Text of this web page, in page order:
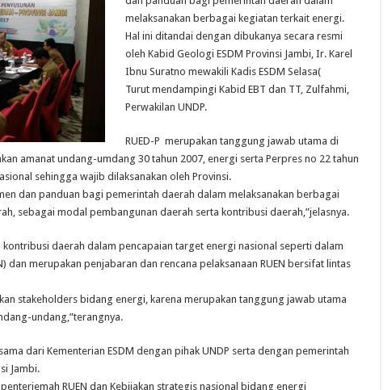
melaksanakan berbagai kegiatan terkait energi.
Hal ini ditandai dengan dibukanya secara resmi
oleh Kabid Geologi ESDM Provinsi Jambi, Ir. Karel
Ibnu Suratno mewakili Kadis ESDM Selasa(
Turut mendampingi Kabid EBT dan TT, Zulfahmi,
Perwakilan UNDP.
RUED-P merupakan tanggung jawab utama di
amanat undang-umdang 30 tahun 2007, energi serta Perpres no 22 tahun
sehingga wajib dilaksanakan oleh Provinsi.
dan panduan bagi pemerintah daerah dalam melaksanakan berbagai
sebagai modal pembangunan daerah serta kontribusi daerah,”jelasnya.
kontribusi daerah dalam pencapaian target energi nasional seperti dalam
dan merupakan penjabaran dan rencana pelaksanaan RUEN bersifat lintas
stakeholders bidang energi, karena merupakan tanggung jawab utama
undang,”terangnya.
dari Kementerian ESDM dengan pihak UNDP serta dengan pemerintah
Jambi.
RUEN dan Kebijakan strategis nasional bidang energi